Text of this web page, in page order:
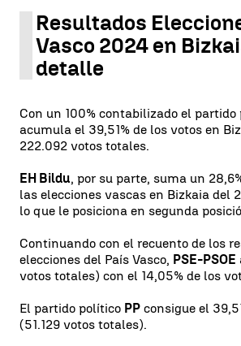
Resultados
Vasco 2024 en
detalle
Con un 100% contabilizado el partido
acumula el 39,51% de los votos en
222.092 votos totales.
EH Bildu, por su parte, suma un
las elecciones vascas en Bizkaia del
lo que le posiciona en segunda
Continuando con el recuento de los
elecciones del País Vasco, PSE-PSOE
votos totales) con el 14,05% de los
El partido político PP consigue el
(51.129 votos totales).